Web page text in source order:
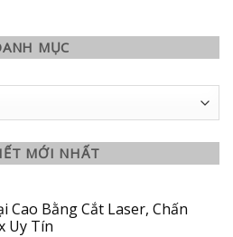
MỤC
MỚI NHẤT
Cao Bằng Cắt Laser, Chấn
Uy Tín